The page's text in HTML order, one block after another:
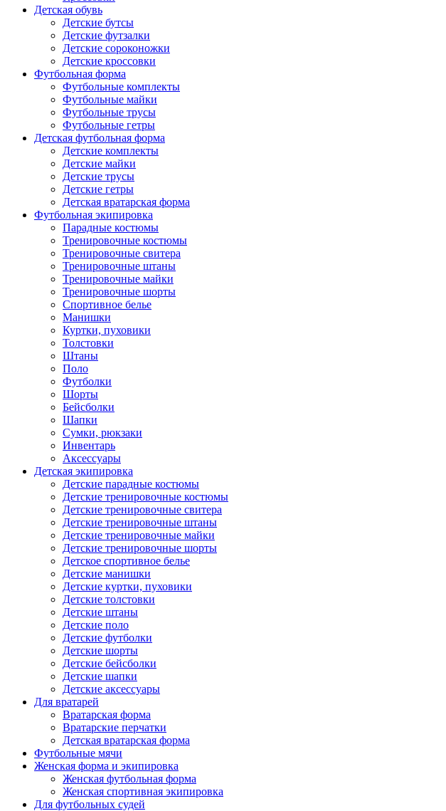
Детская обувь
Детские бутсы
Детские футзалки
Детские сороконожки
Детские кроссовки
Футбольная форма
Футбольные комплекты
Футбольные майки
Футбольные трусы
Футбольные гетры
Детская футбольная форма
Детские комплекты
Детские майки
Детские трусы
Детские гетры
Детская вратарская форма
Футбольная экипировка
Парадные костюмы
Тренировочные костюмы
Тренировочные свитера
Тренировочные штаны
Тренировочные майки
Тренировочные шорты
Спортивное белье
Манишки
Куртки, пуховики
Толстовки
Штаны
Поло
Футболки
Шорты
Бейсболки
Шапки
Сумки, рюкзаки
Инвентарь
Аксессуары
Детская экипировка
Детские парадные костюмы
Детские тренировочные костюмы
Детские тренировочные свитера
Детские тренировочные штаны
Детские тренировочные майки
Детские тренировочные шорты
Детское спортивное белье
Детские манишки
Детские куртки, пуховики
Детские толстовки
Детские штаны
Детские поло
Детские футболки
Детские шорты
Детские бейсболки
Детские шапки
Детские аксессуары
Для вратарей
Вратарская форма
Вратарские перчатки
Детская вратарская форма
Футбольные мячи
Женская форма и экипировка
Женская футбольная форма
Женская спортивная экипировка
Для футбольных судей